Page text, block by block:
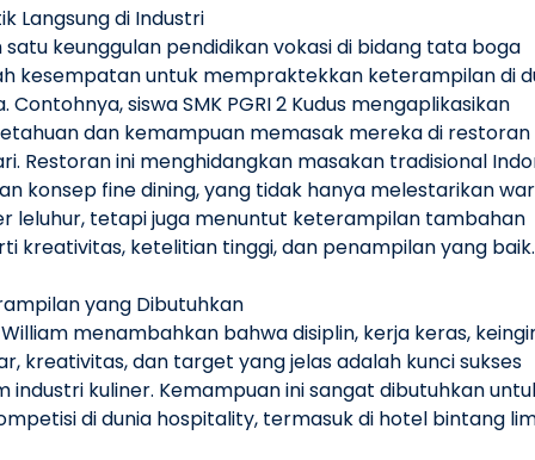
Langsung di Industri
satu keunggulan pendidikan vokasi di bidang tata boga
kesempatan untuk mempraktekkan keterampilan di
Contohnya, siswa SMK PGRI 2 Kudus mengaplikasikan
dan kemampuan memasak mereka di restoran
Restoran ini menghidangkan masakan tradisional
konsep fine dining, yang tidak hanya melestarikan
leluhur, tetapi juga menuntut keterampilan tambahan
kreativitas, ketelitian tinggi, dan penampilan yang baik.
yang Dibutuhkan
menambahkan bahwa disiplin, kerja keras,
kreativitas, dan target yang jelas adalah kunci sukses
industri kuliner. Kemampuan ini sangat dibutuhkan
di dunia hospitality, termasuk di hotel bintang